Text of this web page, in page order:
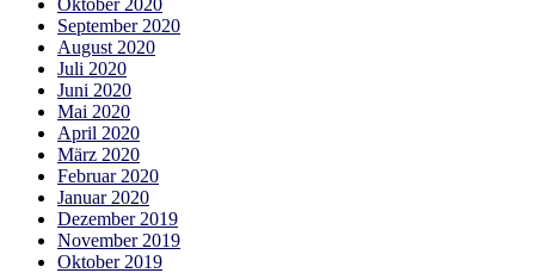
Oktober 2020
September 2020
August 2020
Juli 2020
Juni 2020
Mai 2020
April 2020
März 2020
Februar 2020
Januar 2020
Dezember 2019
November 2019
Oktober 2019